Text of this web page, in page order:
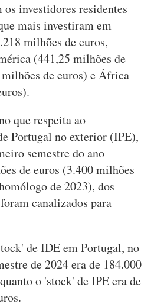
investidores residentes
mais investiram em
milhões de euros,
(441,25 milhões de
de euros) e África
que respeita ao
Portugal no exterior (IPE),
semestre do ano
de euros (3.400 milhões
de 2023), dos
canalizados para
de IDE em Portugal, no
de 2024 era de 184.000
o 'stock' de IPE era de